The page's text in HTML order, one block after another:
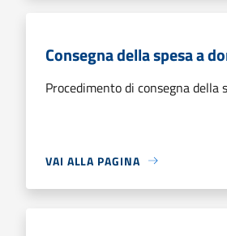
Consegna della spesa a
Procedimento di consegna della
VAI ALLA PAGINA